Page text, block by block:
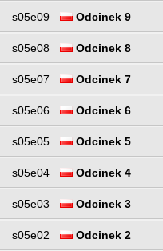
s05e09 Odcinek 9
s05e08 Odcinek 8
s05e07 Odcinek 7
s05e06 Odcinek 6
s05e05 Odcinek 5
s05e04 Odcinek 4
s05e03 Odcinek 3
s05e02 Odcinek 2